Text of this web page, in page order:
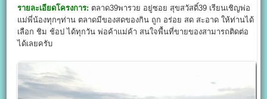
รายละเอียดโครงการ: ตลาด39พารวย อยู่ซอย สุขสวัสดิ์39 เรียนเชิญพ่อ
แม่พี่น้องทุกๆท่าน ตลาดมีของสดของกิน ถูก อร่อย สด สะอาด ให้ท่านได้
เลือก ชิม ช้อป ได้ทุกวัน พ่อค้าแม่ค้า สนใจพื้นที่ขายของสามารถติดต่อ
ได้เลยครับ